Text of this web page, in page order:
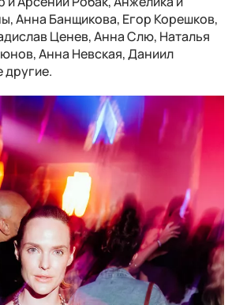
Анна Банщикова, Егор Корешков,
Ценев, Анна Слю, Наталья
Анна Невская, Даниил
другие.